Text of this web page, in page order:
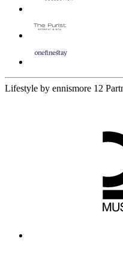
Lifestyle by ennismore 12